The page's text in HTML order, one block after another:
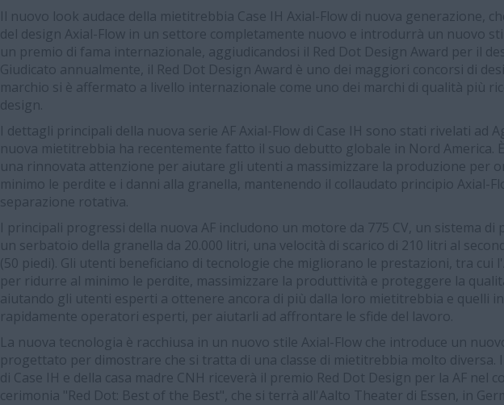
Il nuovo look audace della mietitrebbia Case IH Axial-Flow di nuova generazione,
del design Axial-Flow in un settore completamente nuovo e introdurrà un nuovo
un premio di fama internazionale, aggiudicandosi il Red Dot Design Award per il
Giudicato annualmente, il Red Dot Design Award è uno dei maggiori concorsi di
marchio si è affermato a livello internazionale come uno dei marchi di qualità più
design.
I dettagli principali della nuova serie AF Axial-Flow di Case IH sono stati rivelati ad
nuova mietitrebbia ha recentemente fatto il suo debutto globale in Nord America.
una rinnovata attenzione per aiutare gli utenti a massimizzare la produzione per
minimo le perdite e i danni alla granella, mantenendo il collaudato principio Axial-
separazione rotativa.
I principali progressi della nuova AF includono un motore da 775 CV, un sistema di
un serbatoio della granella da 20.000 litri, una velocità di scarico di 210 litri al
(50 piedi). Gli utenti beneficiano di tecnologie che migliorano le prestazioni, tra cui
per ridurre al minimo le perdite, massimizzare la produttività e proteggere la
aiutando gli utenti esperti a ottenere ancora di più dalla loro mietitrebbia e quelli
rapidamente operatori esperti, per aiutarli ad affrontare le sfide del lavoro.
La nuova tecnologia è racchiusa in un nuovo stile Axial-Flow che introduce un
progettato per dimostrare che si tratta di una classe di mietitrebbia molto diversa.
di Case IH e della casa madre CNH riceverà il premio Red Dot Design per la AF nel
cerimonia "Red Dot: Best of the Best", che si terrà all'Aalto Theater di Essen, in